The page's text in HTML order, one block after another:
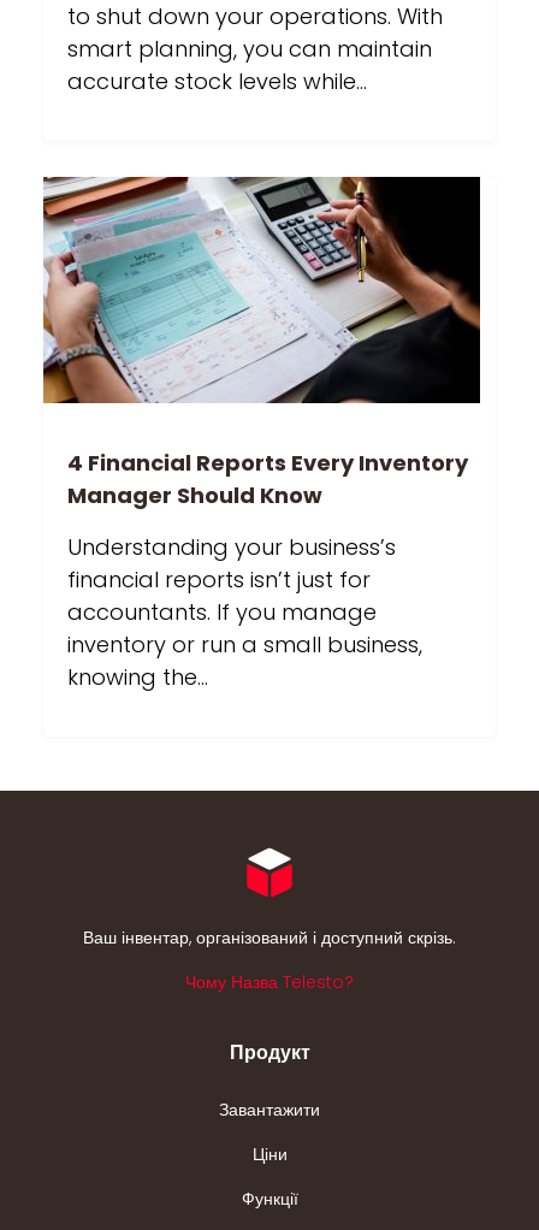
to shut down your operations. With
smart planning, you can maintain
accurate stock levels while…
4 Financial Reports Every Inventory
Manager Should Know
Understanding your business’s
financial reports isn’t just for
accountants. If you manage
inventory or run a small business,
knowing the…
Ваш інвентар, організований і доступний скрізь.
Чому Назва Telesto?
Продукт
Завантажити
Ціни
Функції